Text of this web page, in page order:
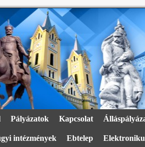
Pályázatok Kapcsolat
intézmények Ebtelep